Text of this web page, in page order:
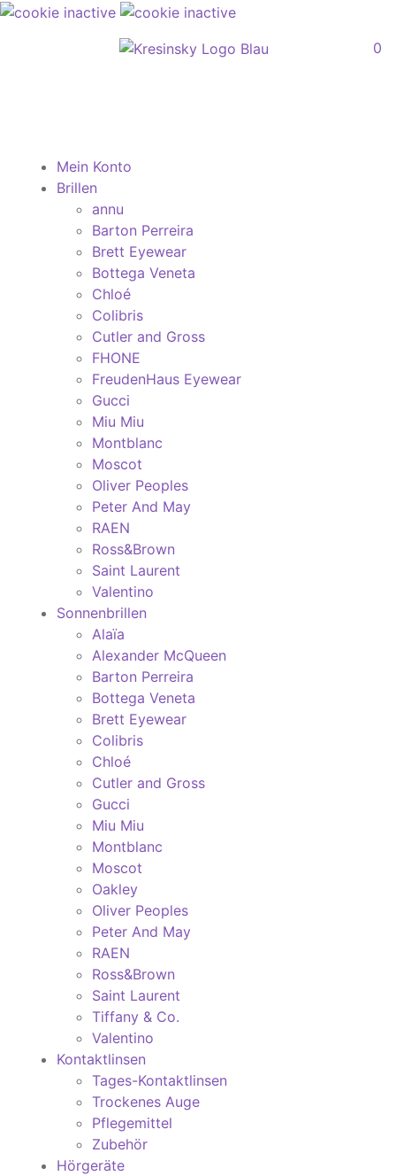
0
Mein Konto
Brillen
annu
Barton Perreira
Brett Eyewear
Bottega Veneta
Chloé
Colibris
Cutler and Gross
FHONE
FreudenHaus Eyewear
Gucci
Miu Miu
Montblanc
Moscot
Oliver Peoples
Peter And May
RAEN
Ross&Brown
Saint Laurent
Valentino
Sonnenbrillen
Alaïa
Alexander McQueen
Barton Perreira
Bottega Veneta
Brett Eyewear
Colibris
Chloé
Cutler and Gross
Gucci
Miu Miu
Montblanc
Moscot
Oakley
Oliver Peoples
Peter And May
RAEN
Ross&Brown
Saint Laurent
Tiffany & Co.
Valentino
Kontaktlinsen
Tages-Kontaktlinsen
Trockenes Auge
Pflegemittel
Zubehör
Hörgeräte